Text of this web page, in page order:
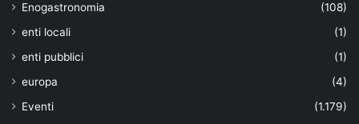
Enogastronomia
(108)
enti locali
(1)
enti pubblici
(1)
europa
(4)
Eventi
(1.179)